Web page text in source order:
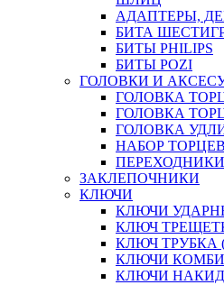
АДАПТЕРЫ,
БИТА
БИТЫ PHILIPS
БИТЫ POZI
ГОЛОВКИ И
ГОЛОВКА
ГОЛОВКА
ГОЛОВКА
НАБОР
ЗАКЛЕПОЧНИКИ
КЛЮЧИ
КЛЮЧИ
КЛЮЧ
КЛЮЧ ТРУБКА
КЛЮЧИ
КЛЮЧИ